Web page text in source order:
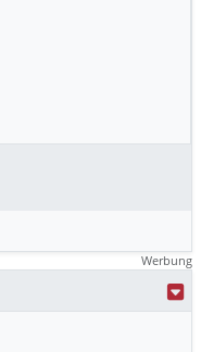
Werbung